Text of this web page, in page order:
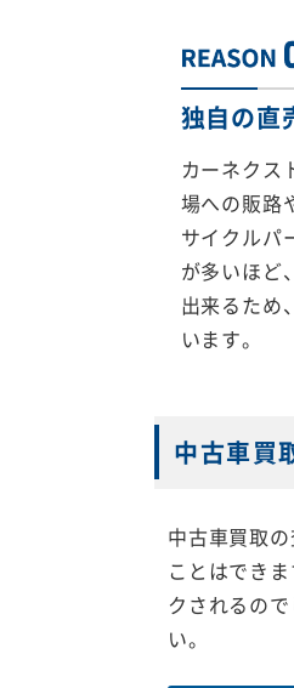
独自の直
カーネクス
場への販路
サイクルパ
が多いほど
出来るため
います。
中古車買
中古車買取
ことはでき
クされるの
い。